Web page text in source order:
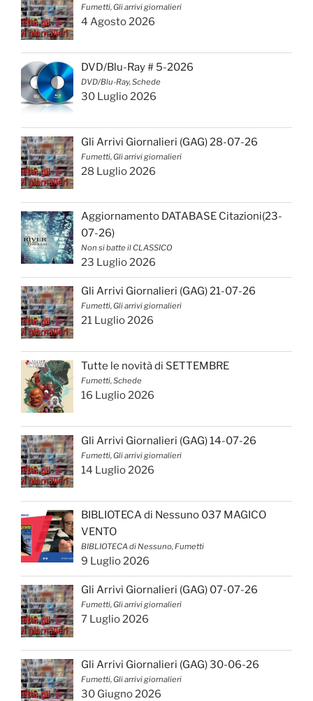
Fumetti, Gli arrivi giornalieri
4 Agosto 2026
DVD/Blu-Ray # 5-2026
DVD/Blu-Ray, Schede
30 Luglio 2026
Gli Arrivi Giornalieri (GAG) 28-07-26
Fumetti, Gli arrivi giornalieri
28 Luglio 2026
Aggiornamento DATABASE Citazioni(23-
07-26)
Non si batte il CLASSICO
23 Luglio 2026
Gli Arrivi Giornalieri (GAG) 21-07-26
Fumetti, Gli arrivi giornalieri
21 Luglio 2026
Tutte le novità di SETTEMBRE
Fumetti, Schede
16 Luglio 2026
Gli Arrivi Giornalieri (GAG) 14-07-26
Fumetti, Gli arrivi giornalieri
14 Luglio 2026
BIBLIOTECA di Nessuno 037 MAGICO
VENTO
BIBLIOTECA di Nessuno, Fumetti
9 Luglio 2026
Gli Arrivi Giornalieri (GAG) 07-07-26
Fumetti, Gli arrivi giornalieri
7 Luglio 2026
Gli Arrivi Giornalieri (GAG) 30-06-26
Fumetti, Gli arrivi giornalieri
30 Giugno 2026